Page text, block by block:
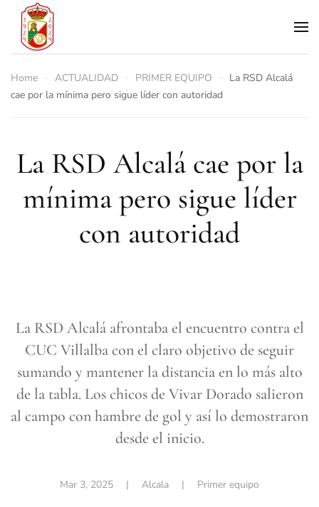
Skip to main content
Home ACTUALIDAD PRIMER EQUIPO
La RSD Alcalá
cae por la mínima pero sigue líder con autoridad
La RSD Alcalá cae por la
mínima pero sigue líder
con autoridad
La RSD Alcalá afrontaba el encuentro contra el
CUC Villalba con el claro objetivo de seguir
sumando y mantener la distancia en lo más alto
de la tabla. Los chicos de Vivar Dorado salieron
al campo con hambre de gol y así lo demostraron
desde el inicio.
Mar 3, 2025 | Alcala | Primer equipo